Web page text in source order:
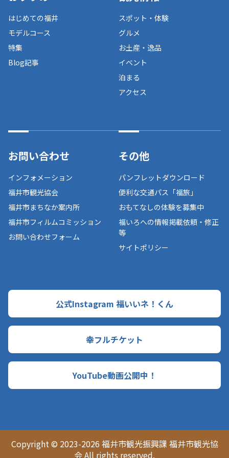
はじめての福井
モデルコース
特集
Blog記事
スポット・体験
グルメ
お土産・逸品
イベント
泊まる
アクセス
お問い合わせ
インフォメーション
福井市観光協会
福井市まちなか案内所
福井市フィルムコミッション
お問い合わせフォーム
その他
パンフレットダウンロード
便利な交通パス「福旅」
おもてなしの体験を募集中
福いろへの情報掲載依頼・修正
等
サイトポリシー
公式Instagram 福いいネ！くん
幸フルチケット
YouTube動画公開中！
Copyright © 2023-2026 福井市観光振興課 福井市観光協
会 All rights reserved.